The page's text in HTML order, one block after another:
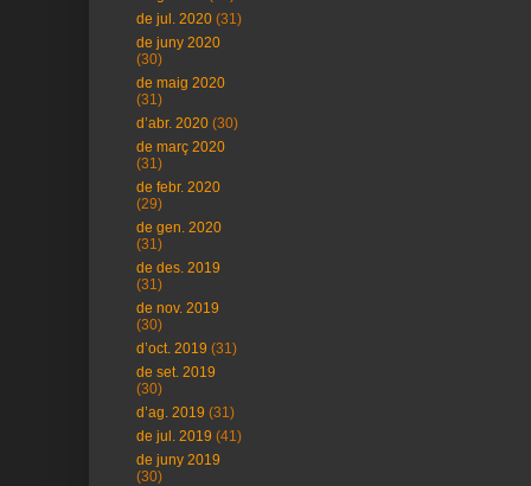
de jul. 2020 (31)
de juny 2020
(30)
de maig 2020
(31)
d’abr. 2020 (30)
de març 2020
(31)
de febr. 2020
(29)
de gen. 2020
(31)
de des. 2019
(31)
de nov. 2019
(30)
d’oct. 2019 (31)
de set. 2019
(30)
d’ag. 2019 (31)
de jul. 2019 (41)
de juny 2019
(30)